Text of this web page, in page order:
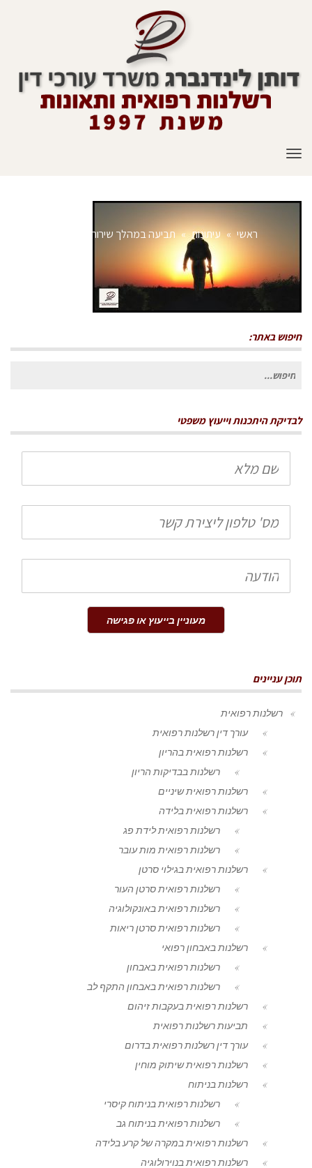
תפריט
ראשי » עיתונות » תביעה במהלך שירות צבאי
חיפוש באתר:
חיפוש
לבדיקת היתכנות וייעוץ משפטי
שם
מלא
טלפון
הודעה
מעוניין בייעוץ או פגישה
תוכן עניינים
רשלנות רפואית
עורך דין רשלנות רפואית
רשלנות רפואית בהריון
רשלנות בבדיקות הריון
רשלנות רפואית שיניים
רשלנות רפואית בלידה
רשלנות רפואית לידת פג
רשלנות רפואית מות עובר
רשלנות רפואית בגילוי סרטן
רשלנות רפואית סרטן העור
רשלנות רפואית באונקולוגיה
רשלנות רפואית סרטן ריאות
רשלנות באבחון רפואי
רשלנות רפואית באבחון
רשלנות רפואית באבחון התקף לב
רשלנות רפואית בעקבות זיהום
תביעות רשלנות רפואית
עורך דין רשלנות רפואית בדרום
רשלנות רפואית שיתוק מוחין
רשלנות בניתוח
רשלנות רפואית בניתוח קיסרי
רשלנות רפואית בניתוח גב
רשלנות רפואית במקרה של קרע בלידה
רשלנות רפואית בנוירולוגיה